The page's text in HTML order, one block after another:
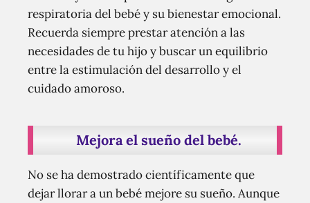
respiratoria del bebé y su bienestar emocional.
Recuerda siempre prestar atención a las
necesidades de tu hijo y buscar un equilibrio
entre la estimulación del desarrollo y el
cuidado amoroso.
Mejora el sueño del bebé.
No se ha demostrado científicamente que
dejar llorar a un bebé mejore su sueño. Aunque